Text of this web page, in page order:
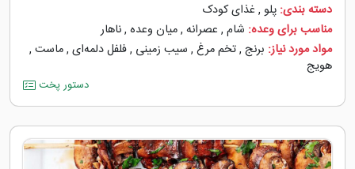
دسته بندی: پلو , غذای کودک
مناسب برای وعده: شام , عصرانه ,میان وعده ,ناهار
مواد مورد نیاز: برنج ,تخم مرغ , سیب زمینی ,فلفل دلمه‌‌ای ,ماست ,
هویج
دستور پخت